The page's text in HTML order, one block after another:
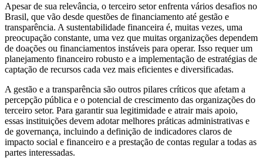
Apesar de sua relevância, o terceiro setor enfrenta vários desafios no
Brasil, que vão desde questões de financiamento até gestão e
transparência. A sustentabilidade financeira é, muitas vezes, uma
preocupação constante, uma vez que muitas organizações dependem
de doações ou financiamentos instáveis para operar. Isso requer um
planejamento financeiro robusto e a implementação de estratégias de
captação de recursos cada vez mais eficientes e diversificadas.
A gestão e a transparência são outros pilares críticos que afetam a
percepção pública e o potencial de crescimento das organizações do
terceiro setor. Para garantir sua legitimidade e atrair mais apoio,
essas instituições devem adotar melhores práticas administrativas e
de governança, incluindo a definição de indicadores claros de
impacto social e financeiro e a prestação de contas regular a todas as
partes interessadas.